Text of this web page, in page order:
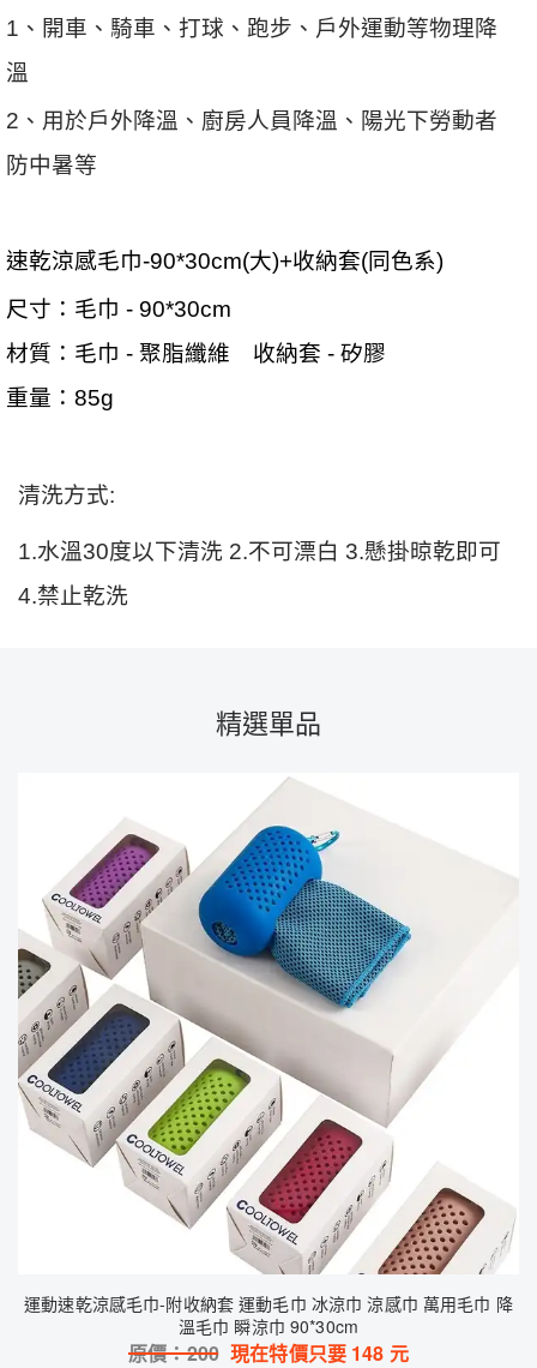
1、 開車、騎車、打球、跑步、戶外運動等物理降
溫
2、 用於戶外降溫、廚房人員降溫、陽光下勞動者
防中暑等
速乾涼感毛巾-90*30cm(大)+收納套(同色系)
尺寸：毛巾 - 90*30cm
材質：毛巾 - 聚脂纖維 收納套 - 矽膠
重量：85g
清洗方式:
1.水溫30度以下清洗 2.不可漂白 3.懸掛晾乾即可
4.禁止乾洗
精選單品
運動速乾涼感毛巾-附收納套 運動毛巾 冰涼巾 涼感巾 萬用毛巾 降
溫毛巾 瞬涼巾 90*30cm
原價：200 現在特價只要 148 元